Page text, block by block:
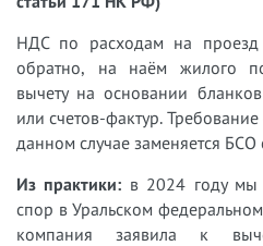
НДС по расходам на
обратно, на наём жилого
вычету на основании
или счетов-фактур.
данном случае заменяется
Из практики: в 2024 году мы
спор в Уральском
компания заявила к